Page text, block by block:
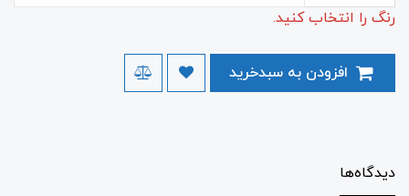
رنگ را انتخاب کنید.
دیدگاه‌ها